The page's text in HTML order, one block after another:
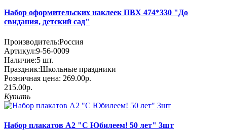
Набор оформительских наклеек ПВХ 474*330 "До
свидания, детский сад"
Производитель:Россия
Артикул:9-56-0009
Наличие:5 шт.
Праздник:Школьные праздники
Розничная цена: 269.00р.
215.00р.
Купить
Набор плакатов А2 "С Юбилеем! 50 лет" 3шт